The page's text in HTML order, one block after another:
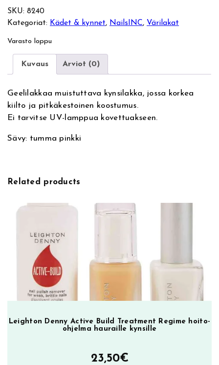
SKU: 8240
Kategoriat: Kädet & kynnet, NailsINC, Värilakat
Varasto loppu
Kuvaus Arviot (0)
Geelilakkaa muistuttava kynsilakka, jossa korkea
kiilto ja pitkäkestoinen koostumus.
Ei tarvitse UV-lamppua kovettuakseen.
Sävy: tumma pinkki
Related products
Leighton Denny Active Build Treatment Regime hoito-
ohjelma hauraille kynsille
23,50€